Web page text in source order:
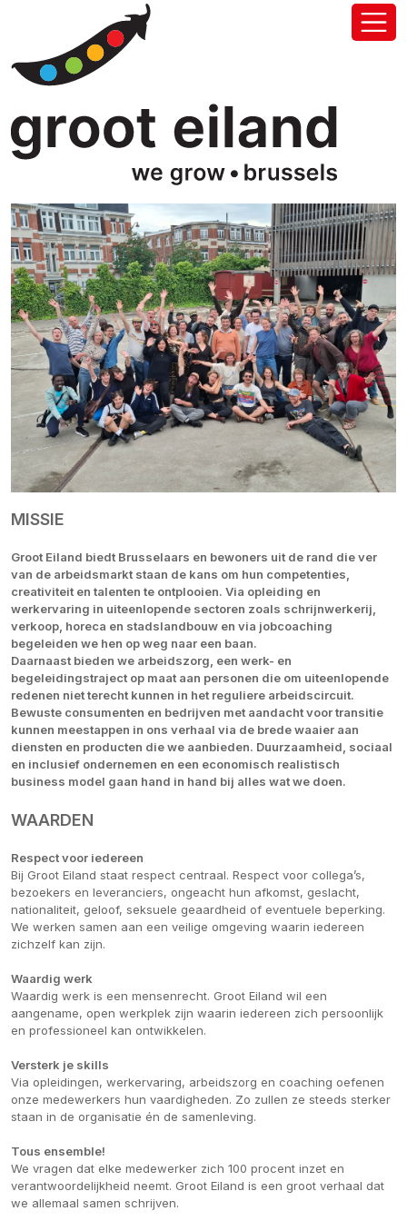
MISSIE
Groot Eiland biedt Brusselaars en bewoners uit de rand die ver
van de arbeidsmarkt staan de kans om hun competenties,
creativiteit en talenten te ontplooien. Via opleiding en
werkervaring in uiteenlopende sectoren zoals schrijnwerkerij,
verkoop, horeca en stadslandbouw en via jobcoaching
begeleiden we hen op weg naar een baan.
Daarnaast bieden we arbeidszorg, een werk- en
begeleidingstraject op maat aan personen die om uiteenlopende
redenen niet terecht kunnen in het reguliere arbeidscircuit.
Bewuste consumenten en bedrijven met aandacht voor transitie
kunnen meestappen in ons verhaal via de brede waaier aan
diensten en producten die we aanbieden. Duurzaamheid, sociaal
en inclusief ondernemen en een economisch realistisch
business model gaan hand in hand bij alles wat we doen.
WAARDEN
Respect voor iedereen
Bij Groot Eiland staat respect centraal. Respect voor collega’s,
bezoekers en leveranciers, ongeacht hun afkomst, geslacht,
nationaliteit, geloof, seksuele geaardheid of eventuele beperking.
We werken samen aan een veilige omgeving waarin iedereen
zichzelf kan zijn.
Waardig werk
Waardig werk is een mensenrecht. Groot Eiland wil een
aangename, open werkplek zijn waarin iedereen zich persoonlijk
en professioneel kan ontwikkelen.
Versterk je skills
Via opleidingen, werkervaring, arbeidszorg en coaching oefenen
onze medewerkers hun vaardigheden. Zo zullen ze steeds sterker
staan in de organisatie én de samenleving.
Tous ensemble!
We vragen dat elke medewerker zich 100 procent inzet en
verantwoordelijkheid neemt. Groot Eiland is een groot verhaal dat
we allemaal samen schrijven.